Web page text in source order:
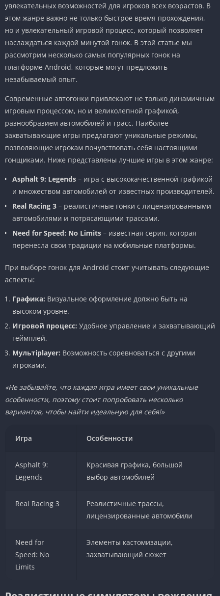
увлекательных возможностей для игроков всех возрастов. В
этом жанре важно не только быстрое время прохождения,
но и увлекательный игровой процесс, который позволяет
наслаждаться каждой минутой гонок. В этой статье мы
рассмотрим несколько самых популярных гонок на
платформе Android, которые могут предложить
незабываемый опыт.
Современные автогонки привлекают не только динамичным
игровым процессом, но и великолепной графикой,
разнообразием автомобилей и трасс. Наиболее
захватывающие игры предлагают уникальные режимы,
позволяющие игрокам почувствовать себя настоящими
гонщиками. Ниже представлены лучшие игры в этом жанре:
Asphalt 9: Legends – игра с высококачественной графикой
и множеством автомобилей от известных производителей.
Real Racing 3 – реалистичные гонки с лицензированными
автомобилями и потрясающими трассами.
Need for Speed: No Limits – известная серия, которая
перенесла свои традиции на мобильные платформы.
При выборе гонок для Android стоит учитывать следующие
аспекты:
Графика: Визуальное оформление должно быть на
высоком уровне.
Игровой процесс: Удобное управление и захватывающий
геймплей.
Мультiplayer: Возможность соревноваться с другими
игроками.
«Не забывайте, что каждая игра имеет свои уникальные
особенности, поэтому стоит попробовать несколько
вариантов, чтобы найти идеальную для себя!»
Игра Особенности
Asphalt 9:
Legends
Красивая графика, большой
выбор автомобилей
Real Racing 3
Реалистичные трассы,
лицензированные автомобили
Need for
Speed: No
Limits
Элементы кастомизации,
захватывающий сюжет